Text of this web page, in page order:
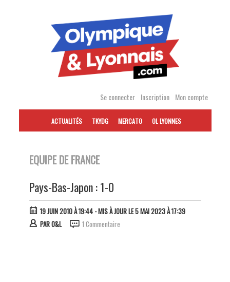
Se connecter Inscription Mon compte
ACTUALITÉS TKYDG MERCATO OL LYONNES
EQUIPE DE FRANCE
Pays-Bas-Japon : 1-0
19 JUIN 2010 À 19:44- MIS À JOUR LE 5 MAI 2023 À 17:39
PARO&L 1 Commentaire